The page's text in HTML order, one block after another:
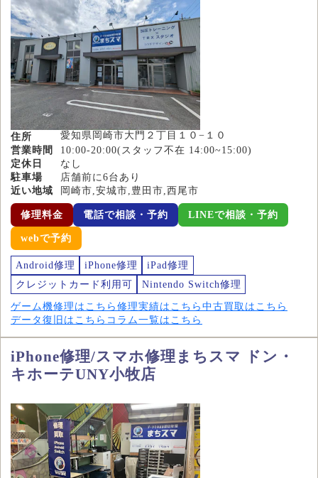
住所
愛知県岡崎市大門２丁目１０−１０
営業時間
10:00-20:00(スタッフ不在 14:00~15:00)
定休日
なし
駐車場
店舗前に6台あり
近い地域
岡崎市,安城市,豊田市,西尾市
修理料金 電話で相談・予約 LINEで相談・予約
webで予約
Android修理 iPhone修理
iPad修理
クレジットカード利用可
Nintendo Switch修理
ゲーム機修理はこちら 修理実績はこちら 中古買取はこちら
データ復旧はこちら コラム一覧はこちら
iPhone修理/スマホ修理まちスマ ドン・
キホーテUNY小牧店